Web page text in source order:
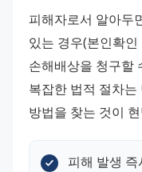
피해자로서 알아두
있는 경우(본인확
손해배상을 청구할
복잡한 법적 절차
방법을 찾는 것이
피해 발생